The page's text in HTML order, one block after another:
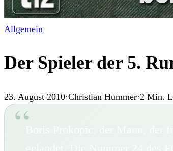
Allgemein
Der Spieler der 5.
23. August 2010·Christian Hummer·2 Min.